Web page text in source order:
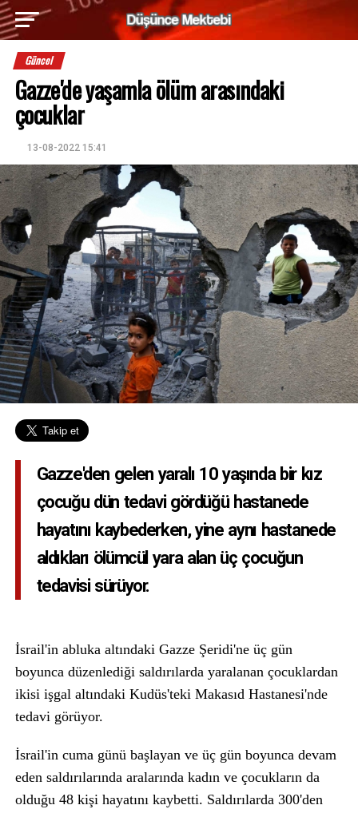
Güncel
Gazze'de yaşamla ölüm arasındaki
çocuklar
13-08-2022 15:41
Gazze'den gelen yaralı 10 yaşında bir kız
çocuğu dün tedavi gördüğü hastanede
hayatını kaybederken, yine aynı hastanede
aldıkları ölümcül yara alan üç çocuğun
tedavisi sürüyor.
İsrail'in abluka altındaki Gazze Şeridi'ne üç gün
boyunca düzenlediği saldırılarda yaralanan çocuklardan
ikisi işgal altındaki Kudüs'teki Makasıd Hastanesi'nde
tedavi görüyor.
İsrail'in cuma günü başlayan ve üç gün boyunca devam
eden saldırılarında aralarında kadın ve çocukların da
olduğu 48 kişi hayatını kaybetti. Saldırılarda 300'den